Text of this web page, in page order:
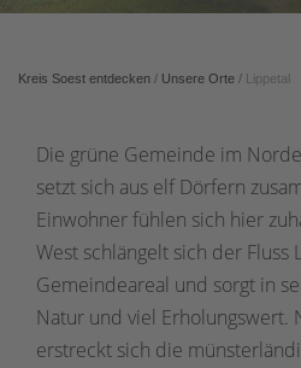
Kreis Soest entdecken / Unsere Orte / Lippetal
Die grüne Gemeinde im
setzt sich aus elf Dörfern
Einwohner fühlen sich hier
West schlängelt sich der Fluss
Gemeindeareal und sorgt in
Natur und viel
erstreckt sich die